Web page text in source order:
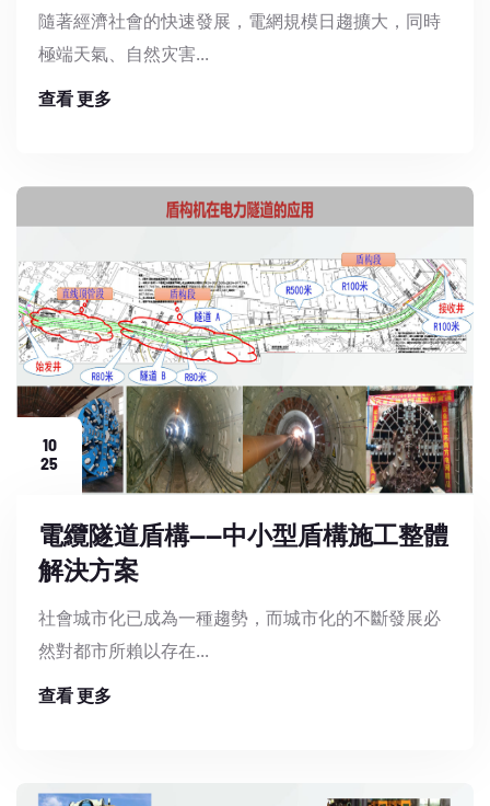
隨著經濟社會的快速發展，電網規模日趨擴大，同時
極端天氣、自然灾害...
查看 更多
10
25
電纜隧道盾構——中小型盾構施工整體
解決方案
社會城市化已成為一種趨勢，而城市化的不斷發展必
然對都市所賴以存在...
查看 更多